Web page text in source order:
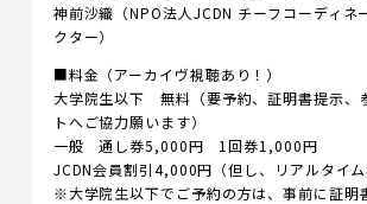
神前沙織（NPO法人JCDN チーフコーディネ
クター）
■料金（アーカイヴ視聴あり！）
大学院生以下 無料（要予約、証明書提示、
トへご協力願います）
一般 通し券5,000円 1回券1,000円
JCDN会員割引4,000円（但し、リアルタイム
※⼤学院⽣以下でご予約の⽅は、事前に証明